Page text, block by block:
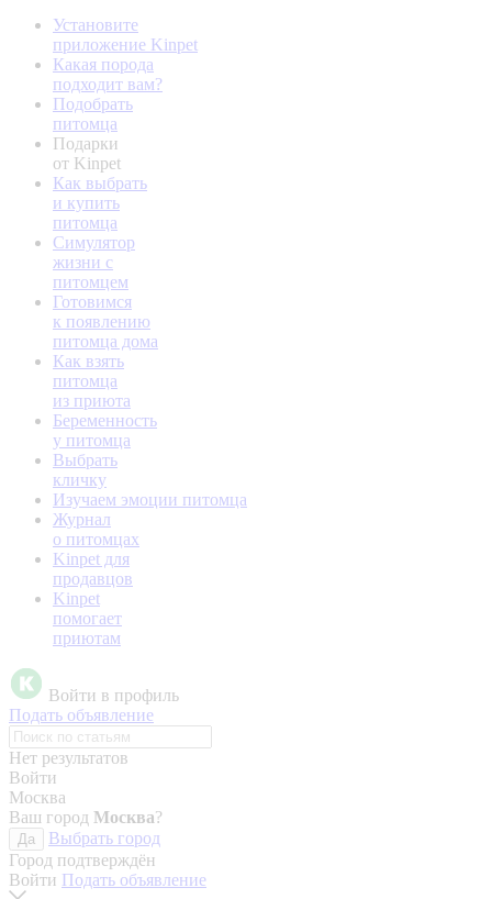
Установите
приложение Kinpet
Какая порода
подходит вам?
Подобрать
питомца
Подарки
от Kinpet
Как выбрать
и купить
питомца
Симулятор
жизни с
питомцем
Готовимся
к появлению
питомца дома
Как взять
питомца
из приюта
Беременность
у питомца
Выбрать
кличку
Изучаем эмоции питомца
Журнал
о питомцах
Kinpet для
продавцов
Kinpet
помогает
приютам
Войти в профиль
Подать объявление
Нет результатов
Войти
Москва
Ваш город Москва?
Да
Выбрать город
Город подтверждён
Войти Подать объявление